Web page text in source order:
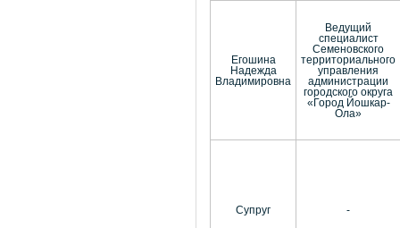
Егошина
Надежда
Владимировна
Ведущий
специалист
Семеновского
территориального
управления
администрации
городского округа
«Город Йошкар-
Ола»
Супруг -